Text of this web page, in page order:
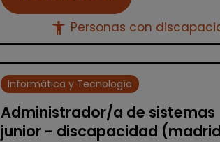
accessibility_new Personas con
Informática y Tecnología
Administrador/a de sistemas
junior - discapacidad